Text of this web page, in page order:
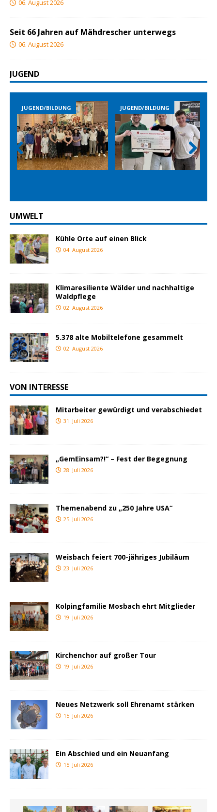
06. August 2026
Seit 66 Jahren auf Mähdrescher unterwegs
06. August 2026
JUGEND
JUGEND/BILDUNG JUGEND/BILDUNG
Prev
ious
Nex
t
UMWELT
Kühle Orte auf einen Blick
04. August 2026
Klimaresiliente Wälder und nachhaltige
Waldpflege
02. August 2026
5.378 alte Mobiltelefone gesammelt
02. August 2026
VON INTERESSE
Mitarbeiter gewürdigt und verabschiedet
31. Juli 2026
„GemEinsam?!“ – Fest der Begegnung
28. Juli 2026
Themenabend zu „250 Jahre USA“
25. Juli 2026
Weisbach feiert 700-jähriges Jubiläum
23. Juli 2026
Kolpingfamilie Mosbach ehrt Mitglieder
19. Juli 2026
Kirchenchor auf großer Tour
19. Juli 2026
Neues Netzwerk soll Ehrenamt stärken
15. Juli 2026
Ein Abschied und ein Neuanfang
15. Juli 2026